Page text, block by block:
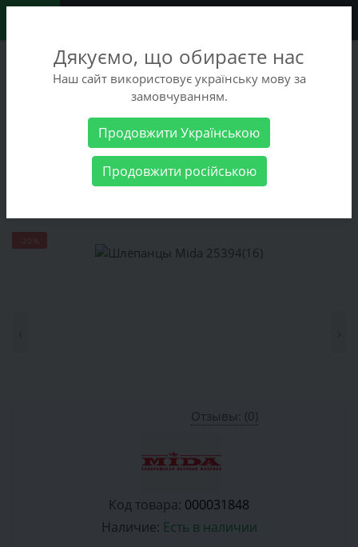
+38 (068) 486-90-09
+38 (093) 486-90-09
Женские товары Женская обувь Шлёпанцы Mida 25394(16)
Шлёпанцы Mida 25394(16)
-20%
Отзывы: (0)
Код товара: 000031848
Наличие: Есть в наличии
Дякуємо, що обираєте нас
Наш сайт використовує українську мову за
замовчуванням.
Продовжити Українською
Продовжити російською